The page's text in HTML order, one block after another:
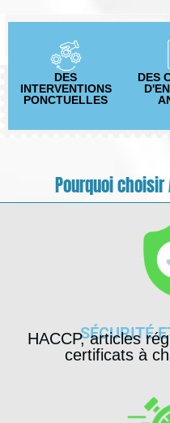
DES
INTERVENTIONS
PONCTUELLES
DES
Pourquoi choisir
SÉCURITÉ
HACCP, articles
certificats à